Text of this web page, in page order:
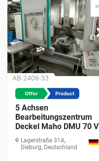
AB-2406-33
5 Achsen
Bearbeitungszentrum
Deckel Maho DMU 70 V
Lagerstraße 31A,
Dieburg, Deutschland